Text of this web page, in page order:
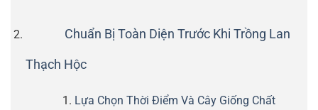
Chuẩn Bị Toàn Diện Trước Khi Trồng Lan
Thạch Hộc
Lựa Chọn Thời Điểm Và Cây Giống Chất